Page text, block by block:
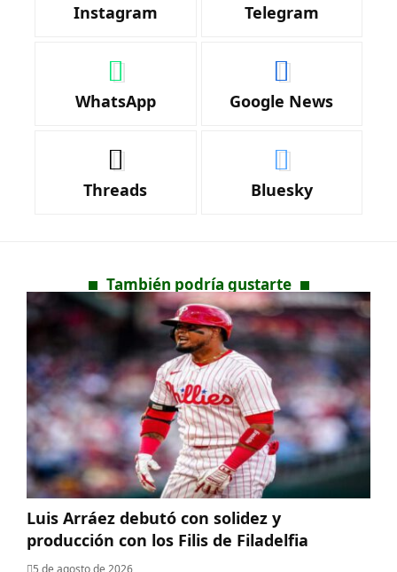
Instagram Telegram
WhatsApp Google News
Threads Bluesky
También podría gustarte
Luis Arráez debutó con solidez y
producción con los Filis de Filadelfia
5 de agosto de 2026